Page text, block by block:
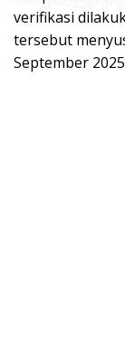
verifikasi
tersebut
September